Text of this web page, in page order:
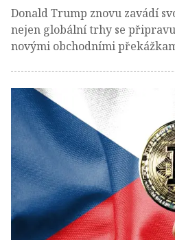
Donald Trump znovu zavádí
nejen globální trhy se
novými obchodními
Ochrání tato
pracovní místa a podniky,
odvetná opatření a